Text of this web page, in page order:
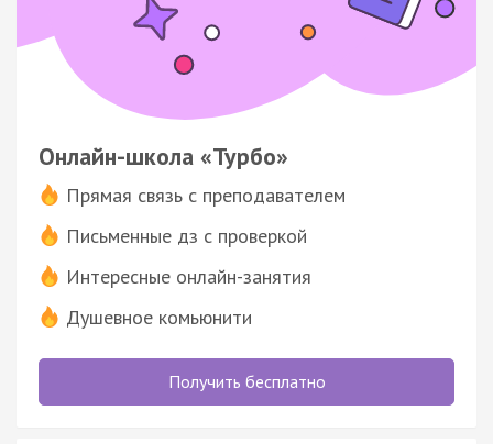
Онлайн-школа «Турбо»
Прямая связь с преподавателем
Письменные дз с проверкой
Интересные онлайн-занятия
Душевное комьюнити
Получить бесплатно